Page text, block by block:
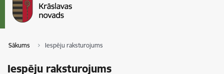
Sākums Iespēju raksturojums
Iespēju raksturojums